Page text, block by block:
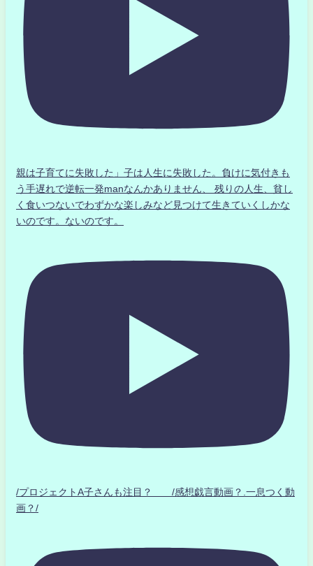
親は子育てに失敗した」子は人生に失敗した。負けに気付きも
う手遅れで逆転一発manなんかありません、 残りの人生、貧し
く食いつないでわずかな楽しみなど見つけて生きていくしかな
いのです。ないのです。
/プロジェクトA子さんも注目？ /感想戯言動画？.一息つく動
画？/